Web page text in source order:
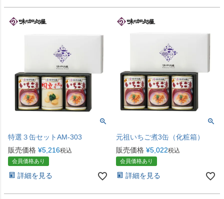
特選３缶セットAM-303
販売価格 ¥5,216税込
会員価格あり
詳細を見る
元祖いちご煮3缶（化粧箱）
販売価格 ¥5,022税込
会員価格あり
詳細を見る